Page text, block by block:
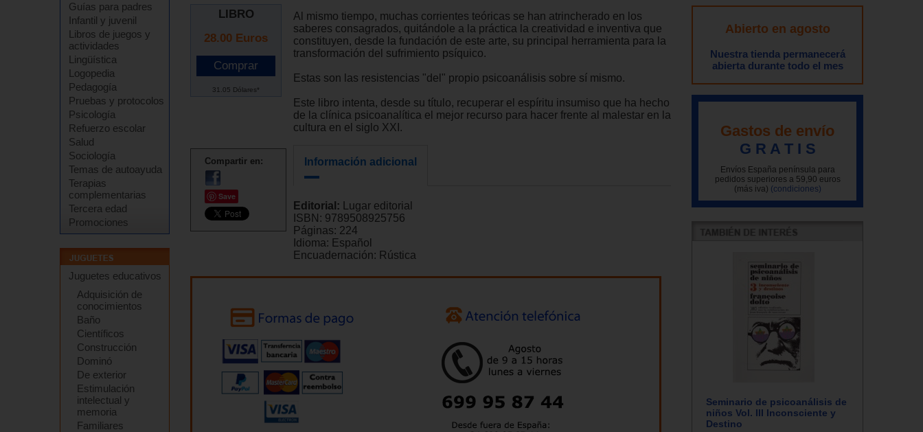
Guías para padres
Infantil y juvenil
Libros de juegos y
actividades
Lingüística
Logopedia
Pedagogía
Pruebas y protocolos
Psicología
Refuerzo escolar
Salud
Sociología
Temas de autoayuda
Terapias
complementarias
Tercera edad
Promociones
Juguetes educativos
Adquisición de
conocimientos
Baño
Científicos
Construcción
Dominó
De exterior
Estimulación
intelectual y
memoria
Familiares
LIBRO
28.00 Euros
31.05 Dólares*
Compartir en:
Save
Al mismo tiempo, muchas corrientes teóricas se han atrincherado en los
saberes consagrados, quitándole a la práctica la creatividad e inventiva que
constituyen, desde la fundación de este arte, su principal herramienta para la
transformación del sufrimiento psíquico.
Estas son las resistencias "del" propio psicoanálisis sobre sí mismo.
Este libro intenta, desde su título, recuperar el espíritu insumiso que ha hecho
de la clínica psicoanalítica el mejor recurso para hacer frente al malestar en la
cultura en el siglo XXI.
Información adicional
Editorial: Lugar editorial
ISBN: 9789508925756
Páginas: 224
Idioma: Español
Encuadernación: Rústica
Abierto en agosto
Nuestra tienda permanecerá
abierta durante todo el mes
Gastos de envío
G R A T I S
Envíos España península para
pedidos superiores a 59,90 euros
(más iva) (condiciones)
Seminario de psicoanálisis de
niños Vol. III Inconsciente y
Destino